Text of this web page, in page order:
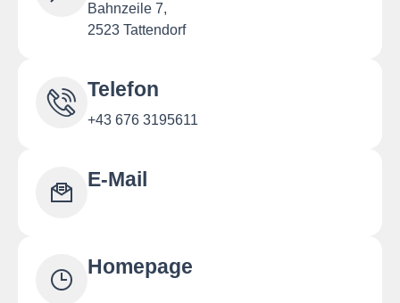
Bahnzeile 7,
2523 Tattendorf
Telefon
+43 676 3195611
E-Mail
Homepage